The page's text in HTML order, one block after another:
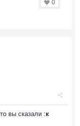
вы сказали :к